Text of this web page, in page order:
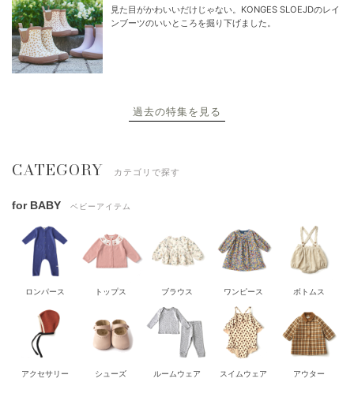
見た目がかわいいだけじゃない。KONGES SLOEJDのレイ
ンブーツのいいところを掘り下げました。
過去の特集を見る
CATEGORY カテゴリで探す
for BABY ベビーアイテム
ロンパース トップス ブラウス ワンピース ボトムス
アクセサリー シューズ ルームウェア スイムウェア アウター